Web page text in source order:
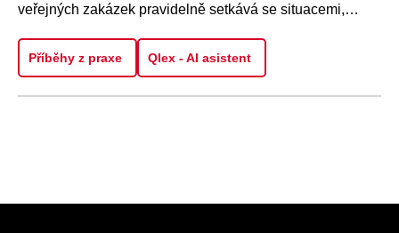
veřejných zakázek pravidelně setkává se situacemi,
Příběhy z praxe Qlex - AI asistent